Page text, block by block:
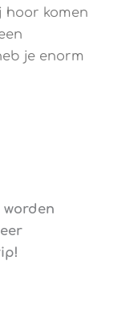
hoor komen
je enorm